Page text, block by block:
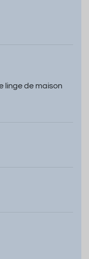
linge de maison